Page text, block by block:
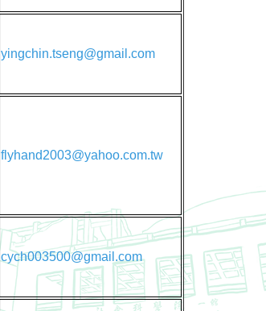
yingchin.tseng@gmail.com
flyhand2003@yahoo.com.tw
cych003500@gmail.com